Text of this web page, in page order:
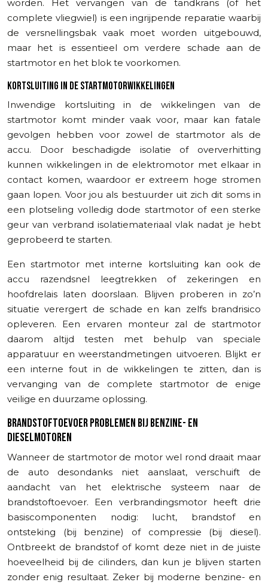
worden. Het vervangen van de tandkrans (of het
complete vliegwiel) is een ingrijpende reparatie waarbij
de versnellingsbak vaak moet worden uitgebouwd,
maar het is essentieel om verdere schade aan de
startmotor en het blok te voorkomen.
KORTSLUITING IN DE STARTMOTORWIKKELINGEN
Inwendige kortsluiting in de wikkelingen van de
startmotor komt minder vaak voor, maar kan fatale
gevolgen hebben voor zowel de startmotor als de
accu. Door beschadigde isolatie of oververhitting
kunnen wikkelingen in de elektromotor met elkaar in
contact komen, waardoor er extreem hoge stromen
gaan lopen. Voor jou als bestuurder uit zich dit soms in
een plotseling volledig dode startmotor of een sterke
geur van verbrand isolatiemateriaal vlak nadat je hebt
geprobeerd te starten.
Een startmotor met interne kortsluiting kan ook de
accu razendsnel leegtrekken of zekeringen en
hoofdrelais laten doorslaan. Blijven proberen in zo’n
situatie verergert de schade en kan zelfs brandrisico
opleveren. Een ervaren monteur zal de startmotor
daarom altijd testen met behulp van speciale
apparatuur en weerstandmetingen uitvoeren. Blijkt er
een interne fout in de wikkelingen te zitten, dan is
vervanging van de complete startmotor de enige
veilige en duurzame oplossing.
BRANDSTOFTOEVOER PROBLEMEN BIJ BENZINE- EN
DIESELMOTOREN
Wanneer de startmotor de motor wel rond draait maar
de auto desondanks niet aanslaat, verschuift de
aandacht van het elektrische systeem naar de
brandstoftoevoer. Een verbrandingsmotor heeft drie
basiscomponenten nodig: lucht, brandstof en
ontsteking (bij benzine) of compressie (bij diesel).
Ontbreekt de brandstof of komt deze niet in de juiste
hoeveelheid bij de cilinders, dan kun je blijven starten
zonder enig resultaat. Zeker bij moderne benzine- en